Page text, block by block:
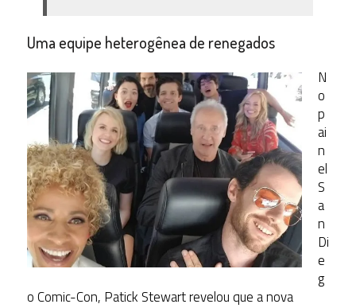
Uma equipe heterogênea de renegados
N
o
p
ai
n
el
S
a
n
Di
e
g
o Comic-Con, Patick Stewart revelou que a nova